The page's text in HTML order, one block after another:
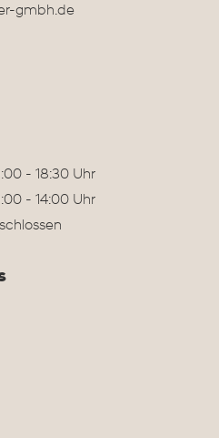
gmbh.de
- 18:30 Uhr
- 14:00 Uhr